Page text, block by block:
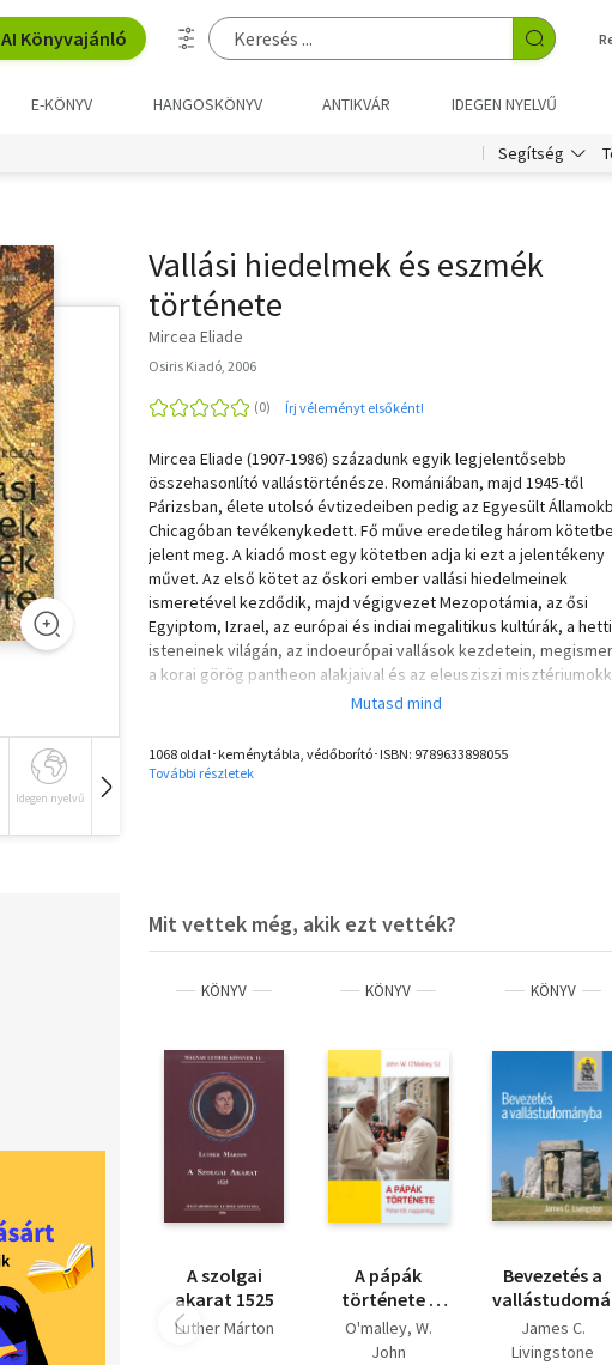
AI Könyvajánló
E-KÖNYV HANGOSKÖNYV ANTIKVÁR IDEGEN NYELVŰ
Segítség
Idegen nyelvű Hangoskönyv
Vallási hiedelmek és eszmék
története
Mircea Eliade
Osiris Kiadó, 2006
Írj véleményt elsőként!
Mircea Eliade (1907-1986) századunk egyik legjelentősebb
összehasonlító vallástörténésze. Romániában, majd 1945-től
Párizsban, élete utolsó évtizedeiben pedig az Egyesült
Chicagóban tevékenykedett. Fő műve eredetileg három
jelent meg. A kiadó most egy kötetben adja ki ezt a jelentékeny
művet. Az első kötet az őskori ember vallási hiedelmeinek
ismeretével kezdődik, majd végigvezet Mezopotámia, az ősi
Egyiptom, Izrael, az európai és indiai megalitikus kultúrák, a
isteneinek világán, az indoeurópai vallások kezdetein,
a korai görög pantheon alakjaival és az eleusziszi
második kötet az ősi Kína vallásaitól a brahmanizmuson, a
győzelméig, míg a harmadik kötet Mohamedtől a reformkorig
taglalja a vallástörténet eseményeit. A köteteket bőséges
1068 oldal･keménytábla, védőborító･ISBN: 9789633898055
További részletek
Mit vettek még, akik ezt vették?
KÖNYV
A szolgai
akarat 1525
Luther Márton
KÖNYV
A pápák
története -
Pétertől
napjainkig
O'malley, W.
John
KÖNYV
Bevezetés a
James C.
Livingstone